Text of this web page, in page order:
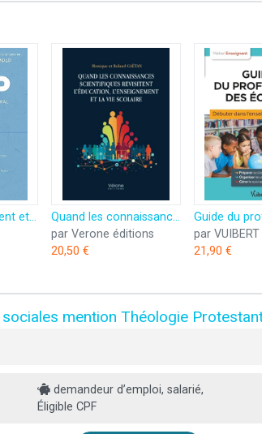
RAEP Enseignement et éducation - Dossier et entretien: Concours et examens - CAPES, CAPET, CAPLP, CPE
Quand les connaissances scientifiques revisitent l'éducation, l'enseignement et la vie scolaire
par Verone éditions
20,50 €
par VUIBERT
21,90 €
mention Théologie
demandeur d’emploi, salarié,
Éligible CPF